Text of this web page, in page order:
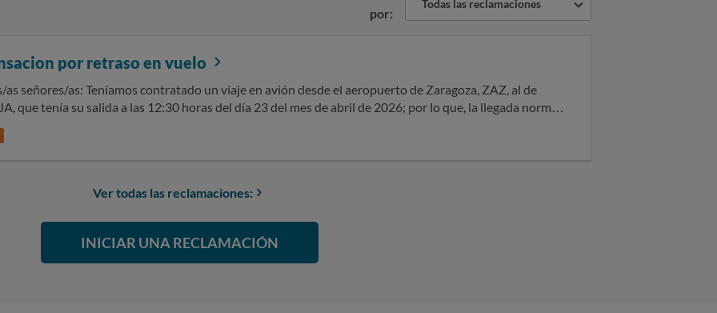
por:
Todas las reclamaciones
por retraso en vuelo
un viaje en avión desde el aeropuerto de Zaragoza, ZAZ, al de
que tenía su salida a las 12:30 horas del día 23 del mes de abril de 2026; por lo que, la llegada normal
haber tenido lugar a las 14:10 horas del día 23. Adjunto los siguientes documentos:
su comunicación con los horarios, tarjetas de embarque y fotografía de la hora de llegada
Ver todas las reclamaciones:
INICIAR UNA RECLAMACIÓN